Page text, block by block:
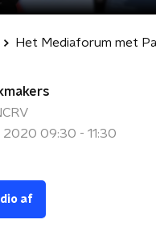
2020 09:30 - 11:30
af